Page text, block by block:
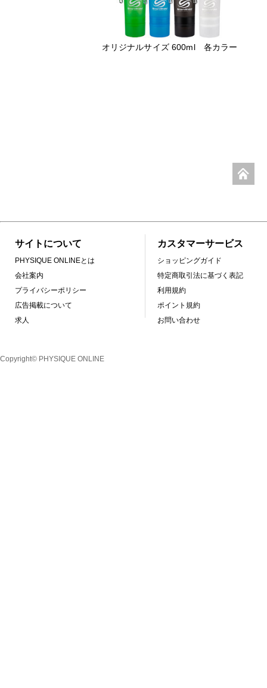
オリジナルサイズ 600ml 各カラー
サイトについて
PHYSIQUE ONLINEとは
会社案内
プライバシーポリシー
広告掲載について
求人
カスタマーサービス
ショッピングガイド
特定商取引法に基づく表記
利用規約
ポイント規約
お問い合わせ
Copyright© PHYSIQUE ONLINE